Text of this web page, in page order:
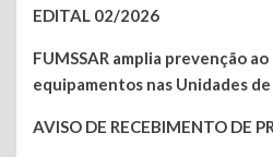
EDITAL 02/2026
FUMSSAR amplia prevenção
equipamentos nas Unidades de
AVISO DE RECEBIMENTO DE